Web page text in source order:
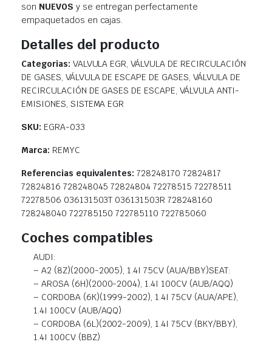
son NUEVOS y se entregan perfectamente
empaquetados en cajas.
Detalles del producto
Categorias: VALVULA EGR, VÁLVULA DE RECIRCULACIÓN
DE GASES, VÁLVULA DE ESCAPE DE GASES, VÁLVULA DE
RECIRCULACIÓN DE GASES DE ESCAPE, VÁLVULA ANTI-
EMISIONES, SISTEMA EGR
SKU: EGRA-033
Marca: REMYC
Referencias equivalentes:728248170 72824817
72824816 728248045 72824804 72278515 72278511
72278506 036131503T 036131503R 728248160
728248040 722785150 722785110 722785060
Coches compatibles
AUDI:
– A2 (8Z)(2000-2005), 1.4I 75CV (AUA/BBY)SEAT:
– AROSA (6H)(2000-2004), 1.4I 100CV (AUB/AQQ)
– CORDOBA (6K)(1999-2002), 1.4I 75CV (AUA/APE),
1.4I 100CV (AUB/AQQ)
– CORDOBA (6L)(2002-2009), 1.4I 75CV (BKY/BBY),
1.4I 100CV (BBZ)